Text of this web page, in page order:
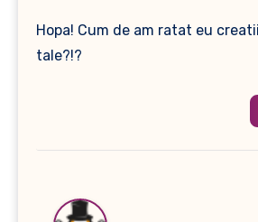
Hopa! Cum de am ratat eu
tale?!?